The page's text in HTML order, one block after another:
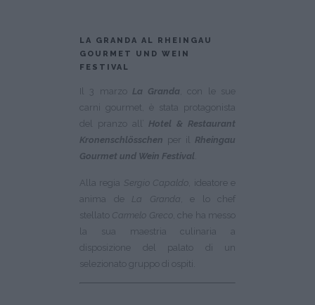
LA GRANDA AL RHEINGAU
GOURMET UND WEIN
FESTIVAL
Il 3 marzo La Granda , con le sue
carni gourmet, è stata protagonista
del pranzo all’ Hotel & Restaurant
Kronenschlösschen per il Rheingau
Gourmet und Wein Festival
Alla regia Sergio Capaldo , ideatore e
anima de La Granda , e lo chef
stellato Carmelo Greco, che ha messo
la sua maestria culinaria a
disposizione del palato di un
selezionato gruppo di ospiti.